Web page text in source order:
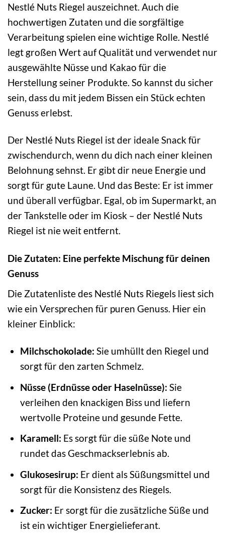
Nestlé Nuts Riegel auszeichnet. Auch die
hochwertigen Zutaten und die sorgfältige
Verarbeitung spielen eine wichtige Rolle. Nestlé
legt großen Wert auf Qualität und verwendet nur
ausgewählte Nüsse und Kakao für die
Herstellung seiner Produkte. So kannst du sicher
sein, dass du mit jedem Bissen ein Stück echten
Genuss erlebst.
Der Nestlé Nuts Riegel ist der ideale Snack für
zwischendurch, wenn du dich nach einer kleinen
Belohnung sehnst. Er gibt dir neue Energie und
sorgt für gute Laune. Und das Beste: Er ist immer
und überall verfügbar. Egal, ob im Supermarkt, an
der Tankstelle oder im Kiosk – der Nestlé Nuts
Riegel ist nie weit entfernt.
Die Zutaten: Eine perfekte Mischung für deinen
Genuss
Die Zutatenliste des Nestlé Nuts Riegels liest sich
wie ein Versprechen für puren Genuss. Hier ein
kleiner Einblick:
Milchschokolade: Sie umhüllt den Riegel und
sorgt für den zarten Schmelz.
Nüsse (Erdnüsse oder Haselnüsse): Sie
verleihen den knackigen Biss und liefern
wertvolle Proteine und gesunde Fette.
Karamell: Es sorgt für die süße Note und
rundet das Geschmackserlebnis ab.
Glukosesirup: Er dient als Süßungsmittel und
sorgt für die Konsistenz des Riegels.
Zucker: Er sorgt für die zusätzliche Süße und
ist ein wichtiger Energielieferant.